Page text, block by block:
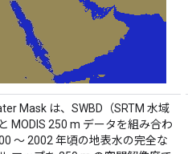
Mask は、SWBD（SRTM 水域
MODIS 250 m データを組み合わ
～ 2002 年頃の地表水の完全な